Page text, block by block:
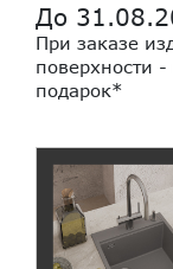
До
При заказе
поверхности
подарок*